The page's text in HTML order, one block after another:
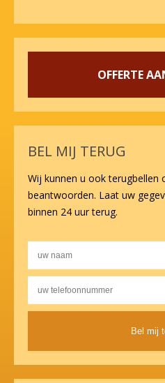
OFFERTE
BEL MIJ TERUG
Wij kunnen u ook terugbellen
beantwoorden. Laat uw
binnen 24 uur terug.